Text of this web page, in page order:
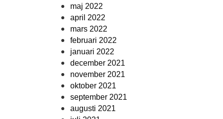
maj 2022
april 2022
mars 2022
februari 2022
januari 2022
december 2021
november 2021
oktober 2021
september 2021
augusti 2021